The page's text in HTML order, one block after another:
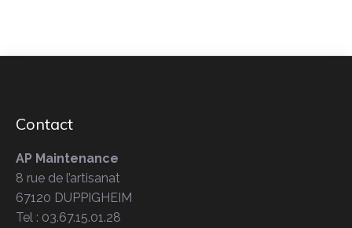
Contact
AP Maintenance
8 rue de l’artisanat
67120 DUPPIGHEIM
Tel : 03.67.15.01.28